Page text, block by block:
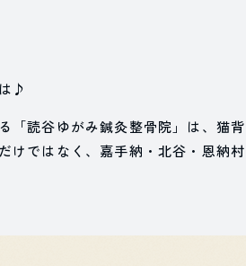
♪
「読谷ゆがみ鍼灸整骨院」は、猫
けではなく、嘉手納・北谷・恩納